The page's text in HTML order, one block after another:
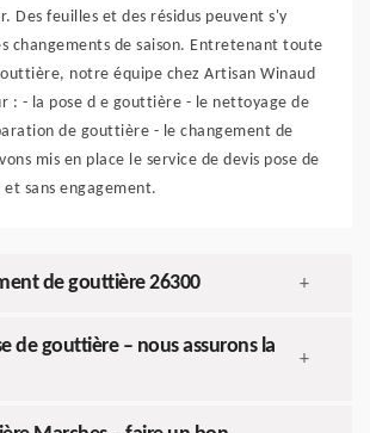
Des feuilles et des résidus peuvent s'y
changements de saison. Entretenant toute
notre équipe chez Artisan Winaud
: - la pose d e gouttière - le nettoyage de
de gouttière - le changement de
mis en place le service de devis pose de
sans engagement.
de gouttière 26300 +
de gouttière – nous assurons la
+